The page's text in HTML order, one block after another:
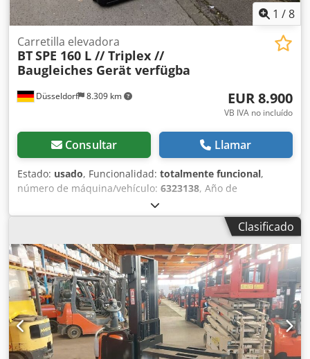
1 /8
Düsseldorf 8.309 km
Carretilla elevadora
BTSPE 160 L // Triplex //
Baugleiches Gerät verfügba
EUR 8.900
VB IVA no incluído
Consultar Llamar
Estado: usado, Funcionalidad: totalmente funcional,
número de máquina/vehículo: 6323138, Año de
, horas de funcionamiento:
capacidad de carga:1.600 kg, altura de elevación:4.400
, tipo de combustible:
eléctrico, tipo de mástil:triple, altura de construcción:
2.050 mm, longitud de la horquilla:1.150 mm, tipo de
accionamiento:Elektro, Carretilla elevadora Número de
chasis: 6323138 Crjdpfx Asuhwukocnsf Tipo de mástil:
Triplex Estado: Listo para su uso y completamente
funcional Estado técnico: bueno Voltios de la batería: 24V
Batería Ah: 265Ah Año de construcción de la batería: 2014
Descripción: BT SPE 160 L No.: M0408 Año de construcción:
Clasificado